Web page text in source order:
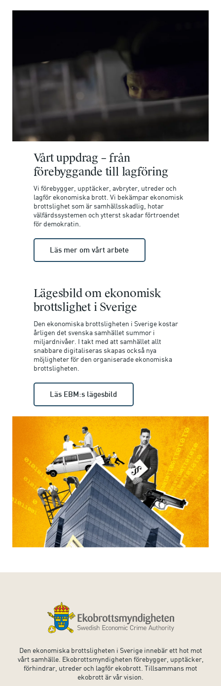
Vårt uppdrag – från
förebyggande till lagföring
Vi förebygger, upptäcker, avbryter, utreder och
lagför ekonomiska brott. Vi bekämpar ekonomisk
brottslighet som är samhällsskadlig, hotar
välfärdssystemen och ytterst skadar förtroendet
för demokratin.
Läs mer om vårt arbete
Lägesbild om ekonomisk
brottslighet i Sverige
Den ekonomiska brottsligheten i Sverige kostar
årligen det svenska samhället summor i
miljardnivåer. I takt med att samhället allt
snabbare digitaliseras skapas också nya
möjligheter för den organiserade ekonomiska
brottsligheten.
Läs EBM:s lägesbild
Den ekonomiska brottsligheten i Sverige innebär ett hot mot
vårt samhälle. Ekobrottsmyndigheten förebygger, upptäcker,
förhindrar, utreder och lagför ekobrott. Tillsammans mot
ekobrott är vår vision.